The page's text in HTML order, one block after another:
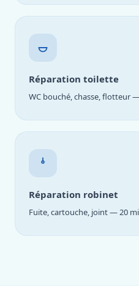
Réparation toilette
WC bouché, chasse, flotteur
Réparation robinet
Fuite, cartouche, joint — 20